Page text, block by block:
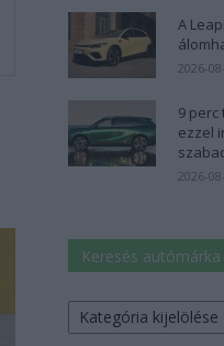
A
2026-
9 perc
ezzel
2026-
Keresés
Keresés
autómárka